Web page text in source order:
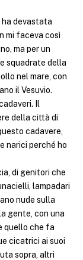
ha devastata
mi faceva così
ma per un
squadrate della
nel mare, con
il Vesuvio.
Il
della città di
cadavere,
narici perché ho
di genitori che
lampadari
nude sulla
gente, con una
quello che fa
cicatrici ai suoi
sopra, altri